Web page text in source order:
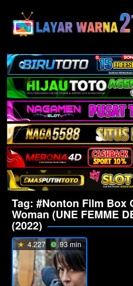
content
Tag: #Nonton Film Box
Woman (UNE FEMME
(2022)
4.227 93 min